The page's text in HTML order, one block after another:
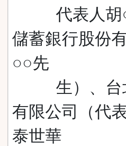
代表人胡○○
儲蓄銀行股份
○○先
生）、台北
有限公司（代
泰世華